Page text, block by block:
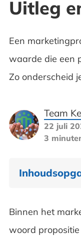
Uitleg
Een
waarde die een
Zo onderscheid
Team
22 juli
3
Propositie
Binnen het
woord